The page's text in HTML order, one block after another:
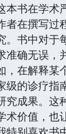
本书在学术
者在撰写过
。书中对于
准确无误，
，在解释某
级的诊疗指
究成果。这
术价值，也